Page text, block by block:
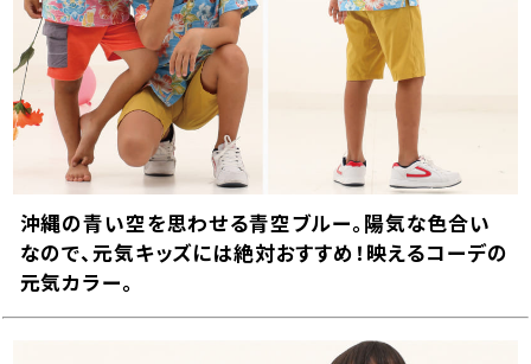
100cm
¥8,690
在庫数2
カートに入れる
110cm
¥
8,690
在庫数 1
カートに入れる
120cm
¥9,240
在庫切れ
店舗取り寄せ申請
130cm
沖縄の青い空を思わせる青空ブルー。陽気な色合い
なので、元気キッズには絶対おすすめ！映えるコーデの
元気カラー。